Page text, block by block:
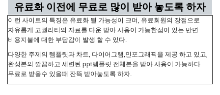
유료화 이전에 무료로 많이 받아 놓도록 하자
이런 사이트의 특징은 유료화 될 가능성이 크며, 유료회원의 장점으로
자유롭게 고퀄리티의 자료를 다운 받아 사용이 가능한점이 있는 반면
비용지불에 대한 부담감이 발생 할 수 있다.
다양한 주제의 템플릿과 차트, 다이어그램,인포그래픽을 제공 하고 있고,
완성본의 깔끔하고 세련된 ppt템플릿 전체본을 받아 사용이 가능하다.
무료로 받을수 있을때 잔뜩 받아놓도록 하자.